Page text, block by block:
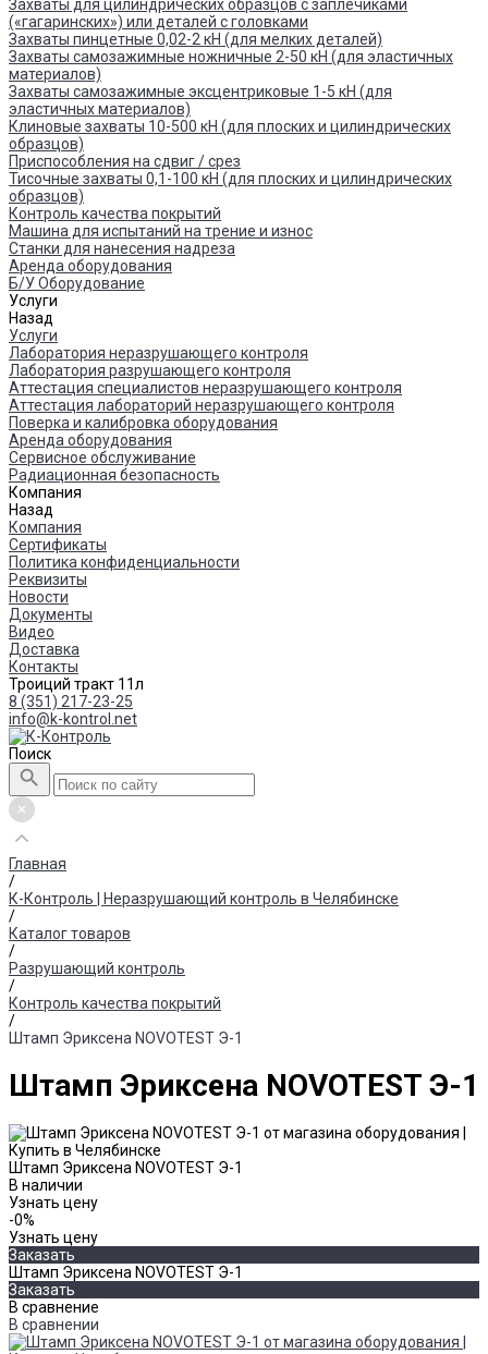
Захваты для цилиндрических образцов с заплечиками
(«гагаринских») или деталей с головками
Захваты пинцетные 0,02-2 кН (для мелких деталей)
Захваты самозажимные ножничные 2-50 кН (для эластичных
материалов)
Захваты самозажимные эксцентриковые 1-5 кН (для
эластичных материалов)
Клиновые захваты 10-500 кН (для плоских и цилиндрических
образцов)
Приспособления на сдвиг / срез
Тисочные захваты 0,1-100 кН (для плоских и цилиндрических
образцов)
Контроль качества покрытий
Машина для испытаний на трение и износ
Cтанки для нанесения надреза
Аренда оборудования
Б/У Оборудование
Услуги
Назад
Услуги
Лаборатория неразрушающего контроля
Лаборатория разрушающего контроля
Аттестация специалистов неразрушающего контроля
Аттестация лабораторий неразрушающего контроля
Поверка и калибровка оборудования
Аренда оборудования
Сервисное обслуживание
Радиационная безопасность
Компания
Назад
Компания
Сертификаты
Политика конфиденциальности
Реквизиты
Новости
Документы
Видео
Доставка
Контакты
Троиций тракт 11л
8 (351) 217-23-25
info@k-kontrol.net
Поиск
Главная
/
К-Контроль | Неразрушающий контроль в Челябинске
/
Каталог товаров
/
Разрушающий контроль
/
Контроль качества покрытий
/
Штамп Эриксена NOVOTEST Э-1
Штамп Эриксена NOVOTEST Э-1
Штамп Эриксена NOVOTEST Э-1
В наличии
Узнать цену
-0%
Узнать цену
Заказать
Штамп Эриксена NOVOTEST Э-1
Заказать
В сравнение
В сравнении